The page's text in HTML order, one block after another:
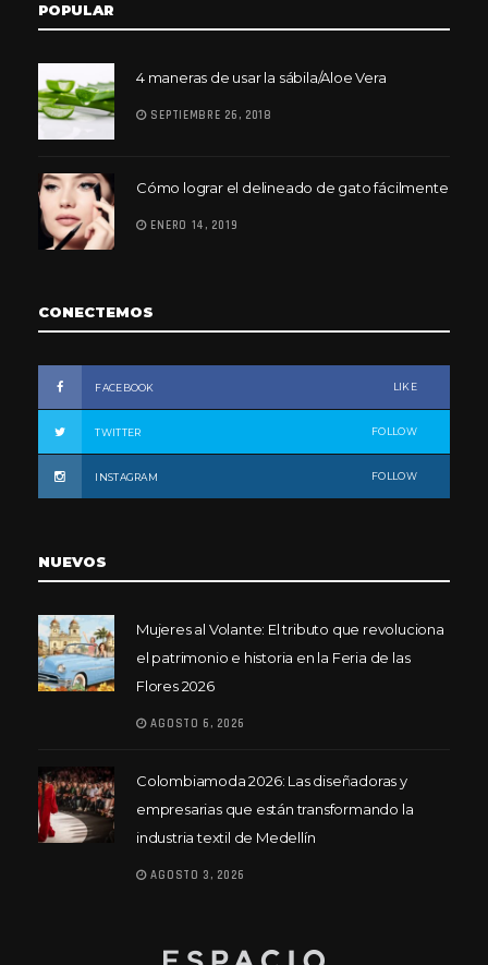
POPULAR
4 maneras de usar la sábila/Aloe Vera
SEPTIEMBRE 26, 2018
Cómo lograr el delineado de gato fácilmente
ENERO 14, 2019
CONECTEMOS
FACEBOOK LIKE
TWITTER FOLLOW
INSTAGRAM FOLLOW
NUEVOS
Mujeres al Volante: El tributo que revoluciona
el patrimonio e historia en la Feria de las
Flores 2026
AGOSTO 6, 2026
Colombiamoda 2026: Las diseñadoras y
empresarias que están transformando la
industria textil de Medellín
AGOSTO 3, 2026